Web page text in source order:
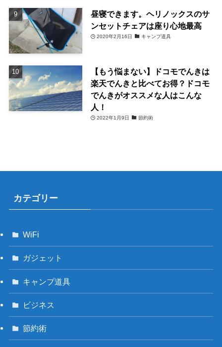
昼寝できます。ヘリノックスのサ
ンセットチェアは座り心地最高
2020年2月16日 キャンプ道具
【もう悩まない】ドコモでんきは
楽天でんきと比べてお得？ドコモ
でんきがオススメな人はこんな
人！
2022年1月9日 節約術
カテゴリー
WiFi
ガジェット
キャンプ道具
ビジネス
節約術